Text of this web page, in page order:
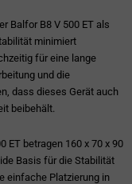
Balfor B8 V 500 ET als
minimiert
für eine lange
und die
dass dieses Gerät auch
beibehält.
ET betragen 160 x 70 x 90
Basis für die Stabilität
einfache Platzierung in